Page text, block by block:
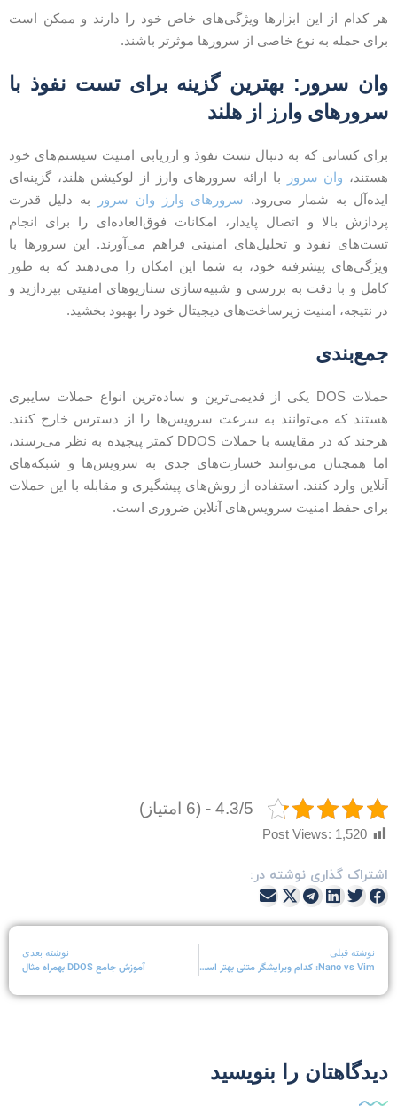
کدام از این ابزارها ویژگی‌های خاص خود را دارند و ممکن است
حمله به نوع خاصی از سرورها موثرتر باشند.
سرور: بهترین گزینه برای تست نفوذ با
وارز از هلند
کسانی که به دنبال تست نفوذ و ارزیابی امنیت سیستم‌های خود
وان سروربا ارائه سرورهای وارز از لوکیشن هلند، گزینه‌ای
به شمار می‌رود.سرورهای وارز وان سروربه دلیل قدرت
بالا و اتصال پایدار، امکانات فوق‌العاده‌ای را برای انجام
نفوذ و تحلیل‌های امنیتی فراهم می‌آورند. این سرورها با
پیشرفته خود، به شما این امکان را می‌دهند که به طور
و با دقت به بررسی و شبیه‌سازی سناریوهای امنیتی بپردازید و
نتیجه، امنیت زیرساخت‌های دیجیتال خود را بهبود بخشید.
حملات DOS یکی از قدیمی‌ترین و ساده‌ترین انواع حملات سایبری
که می‌توانند به سرعت سرویس‌ها را از دسترس خارج کنند.
هرچند که در مقایسه با حملات DDOS کمتر پیچیده به نظر می‌رسند،
همچنان می‌توانند خسارت‌های جدی به سرویس‌ها و شبکه‌های
وارد کنند. استفاده از روش‌های پیشگیری و مقابله با این حملات
حفظ امنیت سرویس‌های آنلاین ضروری است.
4.3/5 - (6 امتیاز)
Post Views: 1,520
گذاری نوشته در:
نوشته قبلی
Nano vs Vim: کدام ویرایشگر متنی بهتر است؟
نوشته بعدی
آموزش جامع DDOS بهمراه مثال
را بنویسید